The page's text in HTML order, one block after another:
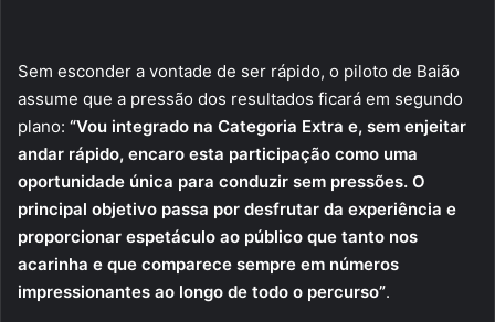
Sem esconder a vontade de ser rápido, o piloto de Baião
assume que a pressão dos resultados ficará em segundo
plano: “Vou integrado na Categoria Extra e, sem enjeitar
andar rápido, encaro esta participação como uma
oportunidade única para conduzir sem pressões. O
principal objetivo passa por desfrutar da experiência e
proporcionar espetáculo ao público que tanto nos
acarinha e que comparece sempre em números
impressionantes ao longo de todo o percurso”.